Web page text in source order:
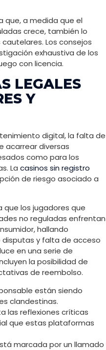
que, a medida que el
crece, también lo
Los consejos
exhaustiva de los
con licencia.
LEGALES
Y
digital, la falta de
acarrear diversas
como para los
La casinos sin registro
de riesgo asociado a
que los jugadores que
no reguladas enfrentan
hallando
y falta de acceso
en una serie de
la posibilidad de
de reembolso.
están siendo
clandestinas.
las reflexiones críticas
que estas plataformas
marcada por un llamado